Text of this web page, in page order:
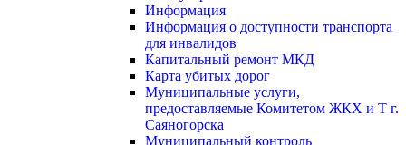
Информация
Информация о доступности транспорта
для инвалидов
Капитальный ремонт МКД
Карта убитых дорог
Муниципальные услуги,
предоставляемые Комитетом ЖКХ и Т г.
Саяногорска
Муниципальный контроль